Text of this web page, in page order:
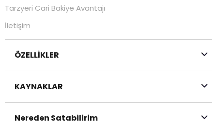
Tarzyeri Cari Bakiye Avantajı
İletişim
ÖZELLİKLER
KAYNAKLAR
Nereden Satabilirim